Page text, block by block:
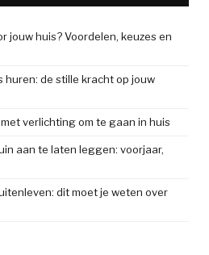
jouw huis? Voordelen, keuzes en
de stille kracht op jouw
verlichting om te gaan in huis
aan te laten leggen: voorjaar,
dit moet je weten over